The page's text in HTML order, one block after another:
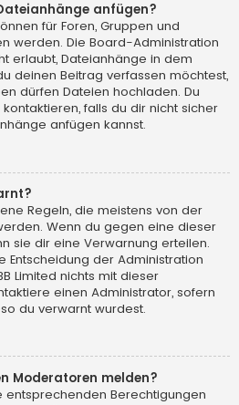
anfügen?
für Foren, Gruppen und
werden. Die Board-Administration
erlaubt, Dateianhänge in dem
deinen Beitrag verfassen möchtest,
dürfen Dateien hochladen. Du
falls du dir nicht sicher
anfügen kannst.
Regeln, die meistens von der
Wenn du gegen eine dieser
sie dir eine Verwarnung erteilen.
Entscheidung der Administration
Limited nichts mit dieser
einen Administrator, sofern
du verwarnt wurdest.
Moderatoren melden?
entsprechenden Berechtigungen